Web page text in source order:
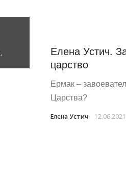
Елена Устич.
царство
Ермак –
Царства?
Елена Устич 12.06.2021